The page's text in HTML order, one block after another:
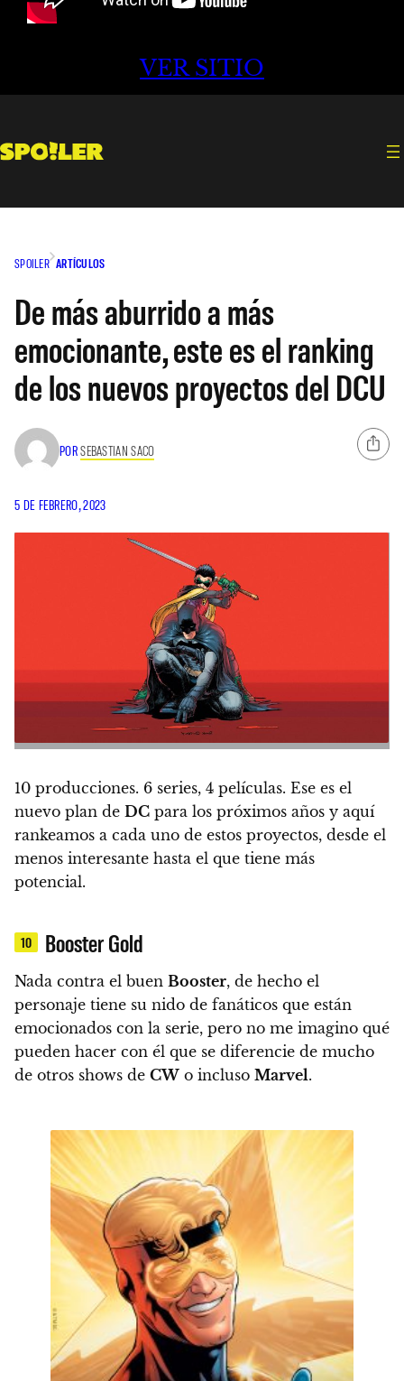
VER SITIO
SPOILER ARTÍCULOS
De más aburrido a más
emocionante, este es el ranking
de los nuevos proyectos del DCU
PORSEBASTIAN SACO
5 DE FEBRERO, 2023
10 producciones. 6 series, 4 películas. Ese es el
nuevo plan de DC para los próximos años y aquí
rankeamos a cada uno de estos proyectos, desde el
menos interesante hasta el que tiene más
potencial.
10 Booster Gold
Nada contra el buen Booster, de hecho el
personaje tiene su nido de fanáticos que están
emocionados con la serie, pero no me imagino qué
pueden hacer con él que se diferencie de mucho
de otros shows de CW o incluso Marvel.